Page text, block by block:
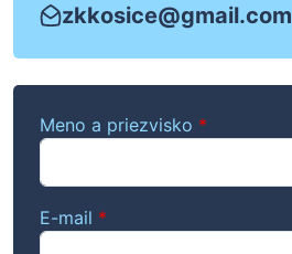
zkkosice@gmail.com
Meno a priezvisko *
E-mail *